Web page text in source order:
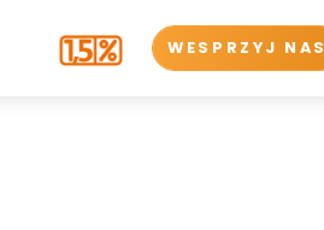
WESPRZYJ NAS